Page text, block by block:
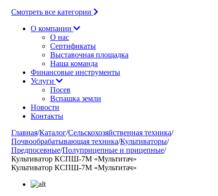
Смотреть все категории
О компании
О нас
Сертификаты
Выставочная площадка
Наша команда
Финансовые инструменты
Услуги
Посев
Вспашка земли
Новости
Контакты
Главная/Каталог/Сельскохозяйственная техника/
Почвообрабатывающая техника/Культиваторы/
Предпосевные/Полуприцепные и прицепные/
Культиватор КСПШ-7М «Мультитач»
Культиватор КСПШ-7М «Мультитач»